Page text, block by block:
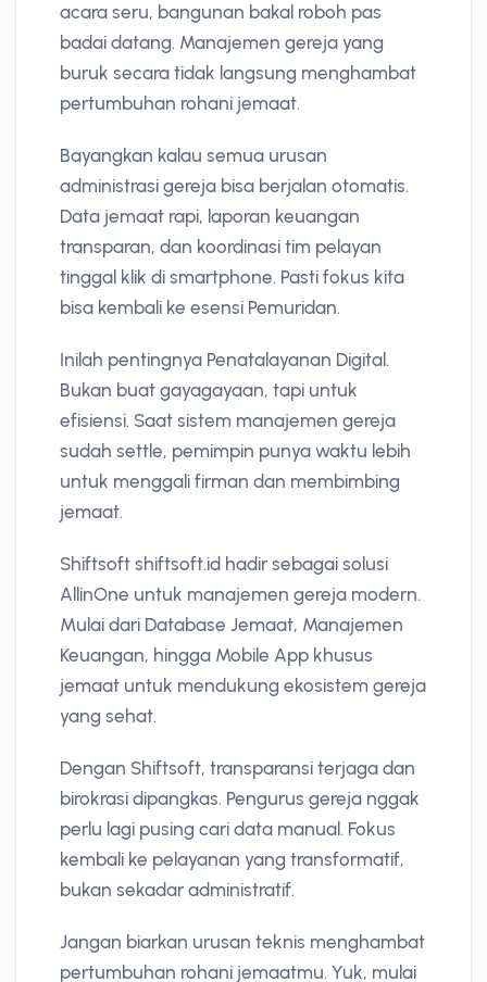
acara seru, bangunan bakal roboh pas
badai datang. Manajemen gereja yang
buruk secara tidak langsung menghambat
pertumbuhan rohani jemaat.
Bayangkan kalau semua urusan
administrasi gereja bisa berjalan otomatis.
Data jemaat rapi, laporan keuangan
transparan, dan koordinasi tim pelayan
tinggal klik di smartphone. Pasti fokus kita
bisa kembali ke esensi Pemuridan.
Inilah pentingnya Penatalayanan Digital.
Bukan buat gayagayaan, tapi untuk
efisiensi. Saat sistem manajemen gereja
sudah settle, pemimpin punya waktu lebih
untuk menggali firman dan membimbing
jemaat.
Shiftsoft shiftsoft.id hadir sebagai solusi
AllinOne untuk manajemen gereja modern.
Mulai dari Database Jemaat, Manajemen
Keuangan, hingga Mobile App khusus
jemaat untuk mendukung ekosistem gereja
yang sehat.
Dengan Shiftsoft, transparansi terjaga dan
birokrasi dipangkas. Pengurus gereja nggak
perlu lagi pusing cari data manual. Fokus
kembali ke pelayanan yang transformatif,
bukan sekadar administratif.
Jangan biarkan urusan teknis menghambat
pertumbuhan rohani jemaatmu. Yuk, mulai